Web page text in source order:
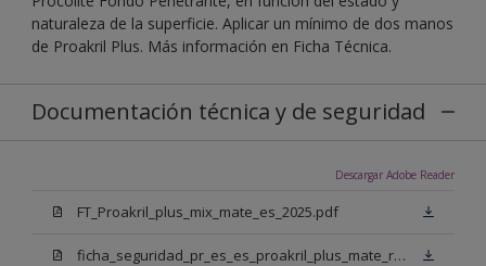
naturaleza de la superficie. Aplicar un mínimo de dos manos
de Proakril Plus. Más información en Ficha Técnica.
Documentación técnica y de seguridad
Descargar Adobe Reader
FT_Proakril_plus_mix_mate_es_2025.pdf
ficha_seguridad_pr_es_es_proakril_plus_mate_rojo_ingles.pdf